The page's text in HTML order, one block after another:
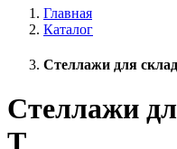
Главная
Каталог
Стеллажи для
Стеллажи
Т